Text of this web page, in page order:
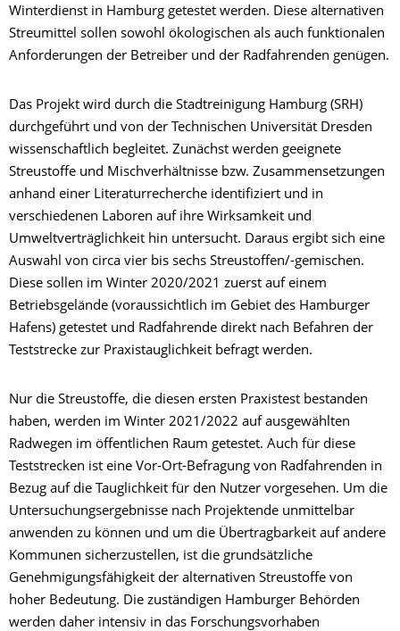
Winterdienst in Hamburg getestet werden. Diese alternativen
Streumittel sollen sowohl ökologischen als auch funktionalen
Anforderungen der Betreiber und der Radfahrenden genügen.
Das Projekt wird durch die Stadtreinigung Hamburg (SRH)
durchgeführt und von der Technischen Universität Dresden
wissenschaftlich begleitet. Zunächst werden geeignete
Streustoffe und Mischverhältnisse bzw. Zusammensetzungen
anhand einer Literaturrecherche identifiziert und in
verschiedenen Laboren auf ihre Wirksamkeit und
Umweltverträglichkeit hin untersucht. Daraus ergibt sich eine
Auswahl von circa vier bis sechs Streustoffen/-gemischen.
Diese sollen im Winter 2020/2021 zuerst auf einem
Betriebsgelände (voraussichtlich im Gebiet des Hamburger
Hafens) getestet und Radfahrende direkt nach Befahren der
Teststrecke zur Praxistauglichkeit befragt werden.
Nur die Streustoffe, die diesen ersten Praxistest bestanden
haben, werden im Winter 2021/2022 auf ausgewählten
Radwegen im öffentlichen Raum getestet. Auch für diese
Teststrecken ist eine Vor-Ort-Befragung von Radfahrenden in
Bezug auf die Tauglichkeit für den Nutzer vorgesehen. Um die
Untersuchungsergebnisse nach Projektende unmittelbar
anwenden zu können und um die Übertragbarkeit auf andere
Kommunen sicherzustellen, ist die grundsätzliche
Genehmigungsfähigkeit der alternativen Streustoffe von
hoher Bedeutung. Die zuständigen Hamburger Behörden
werden daher intensiv in das Forschungsvorhaben